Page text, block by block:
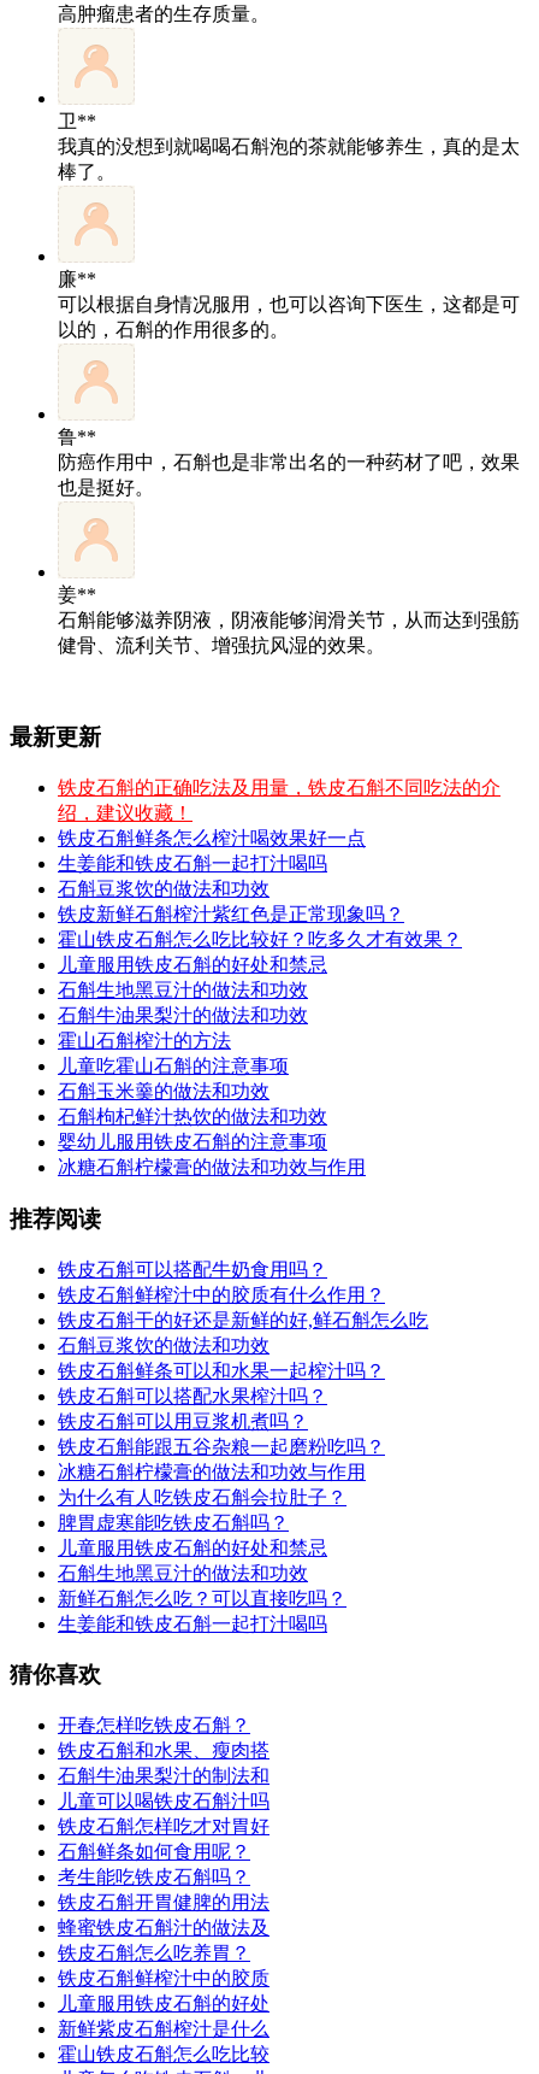
高肿瘤患者的生存质量。
卫**
我真的没想到就喝喝石斛泡的茶就能够养生，真的是太
棒了。
廉**
可以根据自身情况服用，也可以咨询下医生，这都是可
以的，石斛的作用很多的。
鲁**
防癌作用中，石斛也是非常出名的一种药材了吧，效果
也是挺好。
姜**
石斛能够滋养阴液，阴液能够润滑关节，从而达到强筋
健骨、流利关节、增强抗风湿的效果。
最新更新
铁皮石斛的正确吃法及用量，铁皮石斛不同吃法的介
绍，建议收藏！
铁皮石斛鲜条怎么榨汁喝效果好一点
生姜能和铁皮石斛一起打汁喝吗
石斛豆浆饮的做法和功效
铁皮新鲜石斛榨汁紫红色是正常现象吗？
霍山铁皮石斛怎么吃比较好？吃多久才有效果？
儿童服用铁皮石斛的好处和禁忌
石斛生地黑豆汁的做法和功效
石斛牛油果梨汁的做法和功效
霍山石斛榨汁的方法
儿童吃霍山石斛的注意事项
石斛玉米羹的做法和功效
石斛枸杞鲜汁热饮的做法和功效
婴幼儿服用铁皮石斛的注意事项
冰糖石斛柠檬膏的做法和功效与作用
推荐阅读
铁皮石斛可以搭配牛奶食用吗？
铁皮石斛鲜榨汁中的胶质有什么作用？
铁皮石斛干的好还是新鲜的好,鲜石斛怎么吃
石斛豆浆饮的做法和功效
铁皮石斛鲜条可以和水果一起榨汁吗？
铁皮石斛可以搭配水果榨汁吗？
铁皮石斛可以用豆浆机煮吗？
铁皮石斛能跟五谷杂粮一起磨粉吃吗？
冰糖石斛柠檬膏的做法和功效与作用
为什么有人吃铁皮石斛会拉肚子？
脾胃虚寒能吃铁皮石斛吗？
儿童服用铁皮石斛的好处和禁忌
石斛生地黑豆汁的做法和功效
新鲜石斛怎么吃？可以直接吃吗？
生姜能和铁皮石斛一起打汁喝吗
猜你喜欢
开春怎样吃铁皮石斛？
铁皮石斛和水果、瘦肉搭
石斛牛油果梨汁的制法和
儿童可以喝铁皮石斛汁吗
铁皮石斛怎样吃才对胃好
石斛鲜条如何食用呢？
考生能吃铁皮石斛吗？
铁皮石斛开胃健脾的用法
蜂蜜铁皮石斛汁的做法及
铁皮石斛怎么吃养胃？
铁皮石斛鲜榨汁中的胶质
儿童服用铁皮石斛的好处
新鲜紫皮石斛榨汁是什么
霍山铁皮石斛怎么吃比较